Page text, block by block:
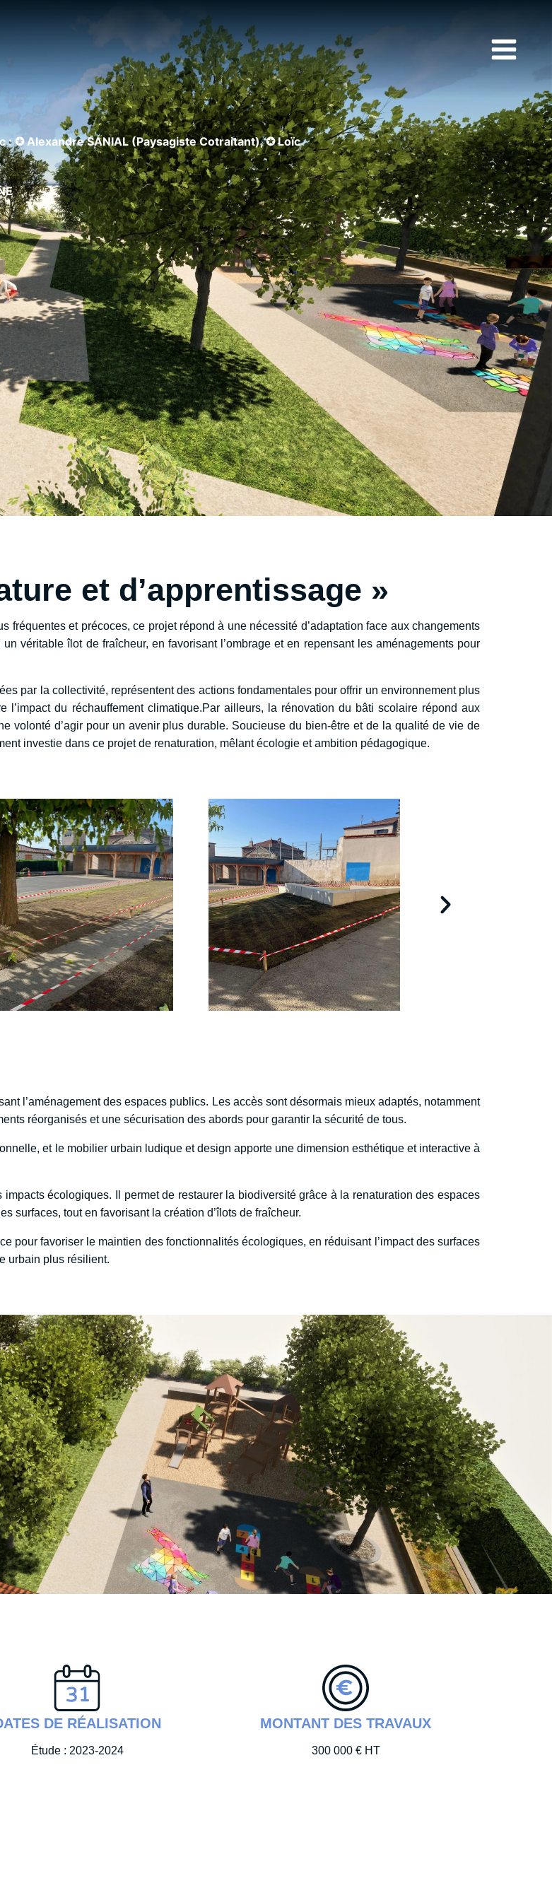
✪ Alexandre SANIAL (Paysagiste Cotraitant), ✪ Loïc
et d’apprentissage »
fréquentes et précoces, ce projet répond à une nécessité d’adaptation face aux changements
véritable îlot de fraîcheur, en favorisant l’ombrage et en repensant les aménagements pour
par la collectivité, représentent des actions fondamentales pour offrir un environnement plus
l’impact du réchauffement climatique.Par ailleurs, la rénovation du bâti scolaire répond aux
volonté d’agir pour un avenir plus durable. Soucieuse du bien-être et de la qualité de vie de
investie dans ce projet de renaturation, mêlant écologie et ambition pédagogique.
l’aménagement des espaces publics. Les accès sont désormais mieux adaptés, notamment
réorganisés et une sécurisation des abords pour garantir la sécurité de tous.
et le mobilier urbain ludique et design apporte une dimension esthétique et interactive à
écologiques. Il permet de restaurer la biodiversité grâce à la renaturation des espaces
surfaces, tout en favorisant la création d’îlots de fraîcheur.
pour favoriser le maintien des fonctionnalités écologiques, en réduisant l’impact des surfaces
urbain plus résilient.
DE RÉALISATION
Étude : 2023-2024
MONTANT DES TRAVAUX
300 000 € HT